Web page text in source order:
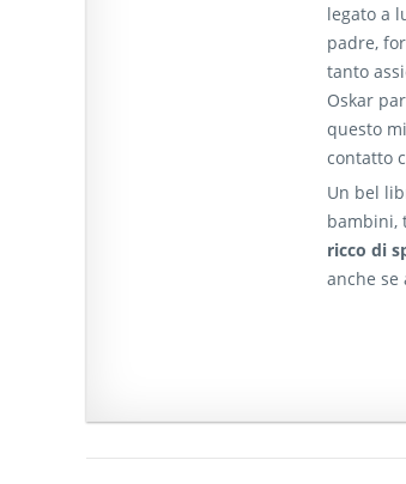
legato a
padre,
tanto
Oskar
questo
contatto
Un bel
bambini,
ricco di
anche se